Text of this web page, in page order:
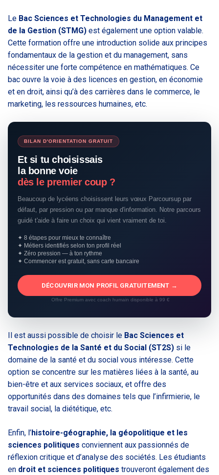
Le Bac Sciences et Technologies du Management et
de la Gestion (STMG) est également une option valable.
Cette formation offre une introduction solide aux principes
fondamentaux de la gestion et du management, sans
nécessiter une forte compétence en mathématiques. Ce
bac ouvre la voie à des licences en gestion, en économie
et en droit, ainsi qu’à des carrières dans le commerce, le
marketing, les ressources humaines, etc.
BILAN D'ORIENTATION GRATUIT
Et si tu choisissais
la bonne voie
dès le premier coup ?
Beaucoup de lycéens choisissent leurs vœux Parcoursup par
défaut, par pression ou par manque d'information. Notre parcours
guidé t'aide à faire un choix qui vient vraiment de toi.
✦ 8 étapes pour mieux te connaître
✦ Métiers identifiés selon ton profil réel
✦ Zéro pression — à ton rythme
✦ Commencer est gratuit, sans carte bancaire
DÉCOUVRIR MON PROFIL GRATUITEMENT →
Offre Premium avec coach humain disponible à 99 €
Il est aussi possible de choisir le Bac Sciences et
Technologies de la Santé et du Social (ST2S) si le
domaine de la santé et du social vous intéresse. Cette
option se concentre sur les matières liées à la santé, au
bien-être et aux services sociaux, et offre des
opportunités dans des domaines tels que l’infirmierie, le
travail social, la diététique, etc.
Enfin, l’histoire-géographie, la géopolitique et les
sciences politiques conviennent aux passionnés de
réflexion critique et d’analyse des sociétés. Les étudiants
en droit et sciences politiques trouveront également des